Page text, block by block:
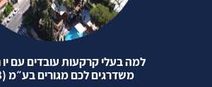
למה בעלי קרקעות עובדים עם
משדרגים לכם מגורים בע״מ (1283)